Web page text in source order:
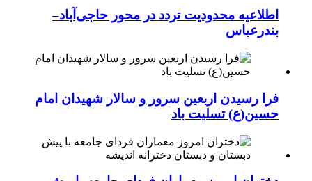
اطلاعیه محدودیت تردد در محور حاجی‌آباد–
بندرعباس
فرا رسیدن اربعین سرور و سالار شهیدان امام
حسین(ع) تسلیت باد